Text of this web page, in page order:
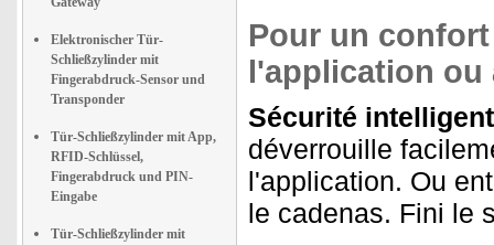
Elektronischer Tür-
Schließzylinder mit
Fingerabdruck-Sensor und
Transponder
Tür-Schließzylinder mit App,
RFID-Schlüssel,
Fingerabdruck und PIN-
Eingabe
Tür-Schließzylinder mit
Pour un
l'application ou
Sécurité
déverrouille
l'application. Ou
le cadenas. Fini le